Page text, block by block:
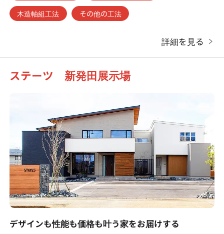
木造軸組工法
その他の工法
詳細を見る
ステーツ 新発田展示場
デザインも性能も価格も叶う家をお届けする